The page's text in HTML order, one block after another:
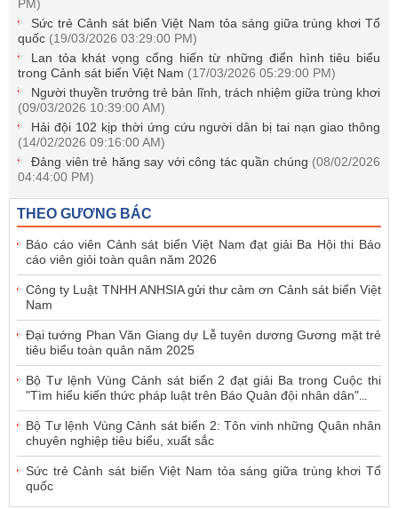
PM)
Sức trẻ Cảnh sát biển Việt Nam tỏa sáng giữa trùng khơi Tổ
quốc (19/03/2026 03:29:00 PM)
Lan tỏa khát vọng cống hiến từ những điển hình tiêu biểu
trong Cảnh sát biển Việt Nam (17/03/2026 05:29:00 PM)
Người thuyền trưởng trẻ bản lĩnh, trách nhiệm giữa trùng khơi
(09/03/2026 10:39:00 AM)
Hải đội 102 kịp thời ứng cứu người dân bị tai nạn giao thông
(14/02/2026 09:16:00 AM)
Đảng viên trẻ hăng say với công tác quần chúng (08/02/2026
04:44:00 PM)
THEO GƯƠNG BÁC
Báo cáo viên Cảnh sát biển Việt Nam đạt giải Ba Hội thi Báo
cáo viên giỏi toàn quân năm 2026
Công ty Luật TNHH ANHSIA gửi thư cảm ơn Cảnh sát biển Việt
Nam
Đại tướng Phan Văn Giang dự Lễ tuyên dương Gương mặt trẻ
tiêu biểu toàn quân năm 2025
Bộ Tư lệnh Vùng Cảnh sát biển 2 đạt giải Ba trong Cuộc thi
"Tìm hiểu kiến thức pháp luật trên Báo Quân đội nhân dân"...
Bộ Tư lệnh Vùng Cảnh sát biển 2: Tôn vinh những Quân nhân
chuyên nghiệp tiêu biểu, xuất sắc
Sức trẻ Cảnh sát biển Việt Nam tỏa sáng giữa trùng khơi Tổ
quốc